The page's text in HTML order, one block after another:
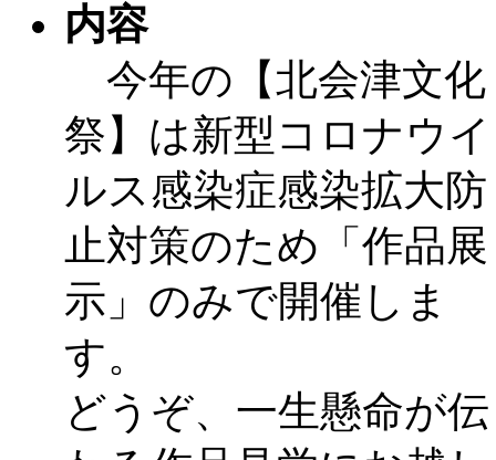
「子育て交流広場「
間：2026/08/10～
「赤ちゃん交流広場
間：2026/08/10～
「みなづる号乗車体
de 健康づくり」 」 受
「堂島地区歴史ウオ
内容
今年の【北会津文化
祭】は新型コロナウイ
ルス感染症感染拡大防
止対策のため「作品展
示」のみで開催しま
す。
どうぞ、一生懸命が伝